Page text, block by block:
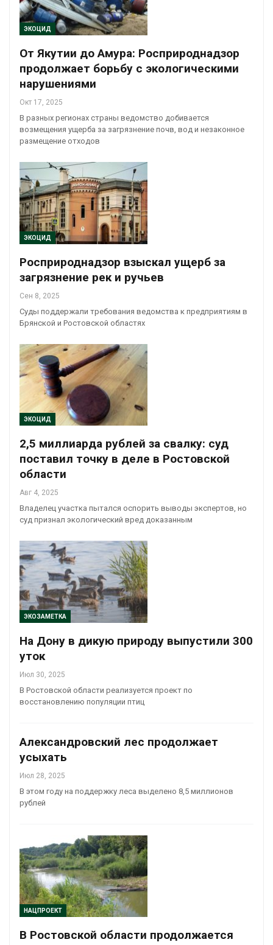
ЭКОЦИД
От Якутии до Амура: Росприроднадзор
продолжает борьбу с экологическими
нарушениями
Окт 17, 2025
В разных регионах страны ведомство добивается
возмещения ущерба за загрязнение почв, вод и незаконное
размещение отходов
ЭКОЦИД
Росприроднадзор взыскал ущерб за
загрязнение рек и ручьев
Сен 8, 2025
Суды поддержали требования ведомства к предприятиям в
Брянской и Ростовской областях
ЭКОЦИД
2,5 миллиарда рублей за свалку: суд
поставил точку в деле в Ростовской
области
Авг 4, 2025
Владелец участка пытался оспорить выводы экспертов, но
суд признал экологический вред доказанным
ЭКОЗАМЕТКА
На Дону в дикую природу выпустили 300
уток
Июл 30, 2025
В Ростовской области реализуется проект по
восстановлению популяции птиц
Александровский лес продолжает
усыхать
Июл 28, 2025
В этом году на поддержку леса выделено 8,5 миллионов
рублей
НАЦПРОЕКТ
В Ростовской области продолжается